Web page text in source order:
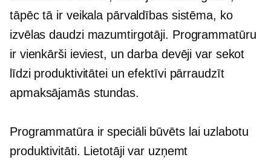
tāpēc tā ir veikala pārvaldības sistēma, ko
izvēlas daudzi mazumtirgotāji. Programmatūru
ir vienkārši ieviest, un darba devēji var sekot
līdzi produktivitātei un efektīvi pārraudzīt
apmaksājamās stundas.
Programmatūra irspeciāli būvētslai uzlabotu
produktivitāti. Lietotāji var uzņemt